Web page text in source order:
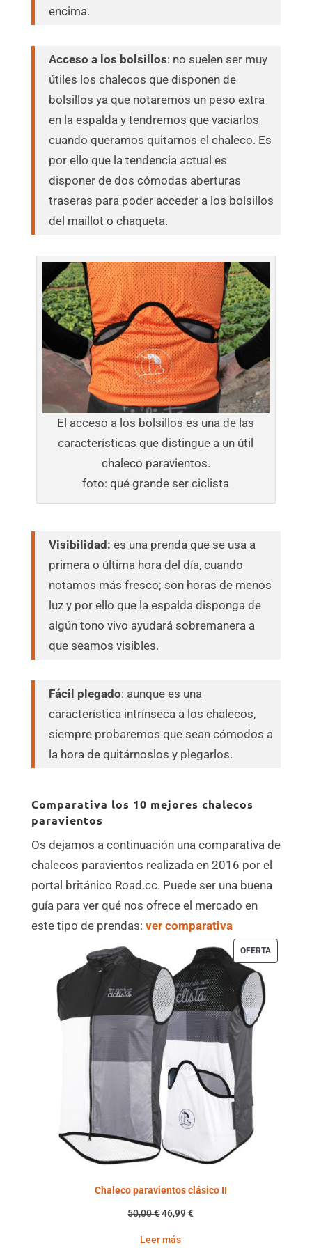
encima.
Acceso a los bolsillos: no suelen ser muy
útiles los chalecos que disponen de
bolsillos ya que notaremos un peso extra
en la espalda y tendremos que vaciarlos
cuando queramos quitarnos el chaleco. Es
por ello que la tendencia actual es
disponer de dos cómodas aberturas
traseras para poder acceder a los bolsillos
del maillot o chaqueta.
El acceso a los bolsillos es una de las
características que distingue a un útil
chaleco paravientos.
foto: qué grande ser ciclista
Visibilidad: es una prenda que se usa a
primera o última hora del día, cuando
notamos más fresco; son horas de menos
luz y por ello que la espalda disponga de
algún tono vivo ayudará sobremanera a
que seamos visibles.
Fácil plegado: aunque es una
característica intrínseca a los chalecos,
siempre probaremos que sean cómodos a
la hora de quitárnoslos y plegarlos.
Comparativa los 10 mejores chalecos
paravientos
Os dejamos a continuación una comparativa de
chalecos paravientos realizada en 2016 por el
portal británico Road.cc. Puede ser una buena
guía para ver qué nos ofrece el mercado en
este tipo de prendas: ver comparativa
OFERTA
Chaleco paravientos clásico II
50,00€El
46,99€El
Leer más